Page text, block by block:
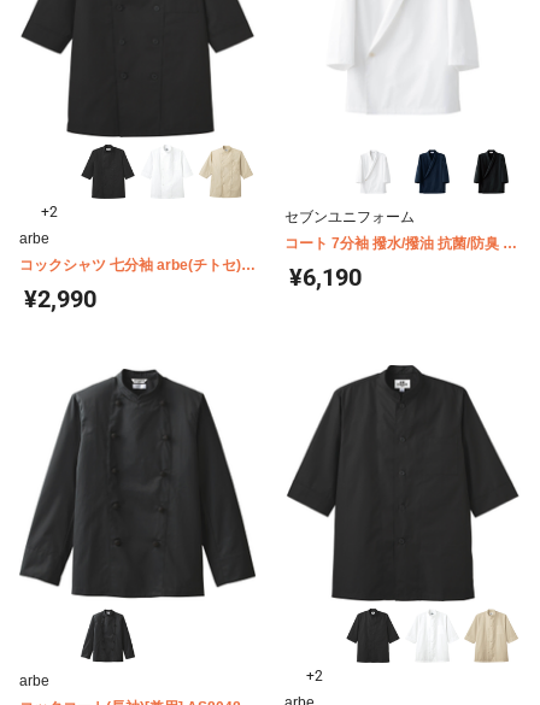
+2
arbe
コックシャツ 七分袖 arbe(チトセ)
¥2,990
セブンユニフォーム
コート 7分袖 撥水/撥油 抗菌/防臭 男
¥6,190
arbe
+2